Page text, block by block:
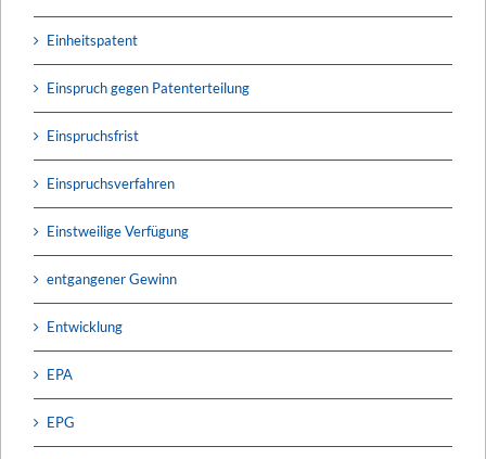
Einheitspatent
Einspruch gegen Patenterteilung
Einspruchsfrist
Einspruchsverfahren
Einstweilige Verfügung
entgangener Gewinn
Entwicklung
EPA
EPG